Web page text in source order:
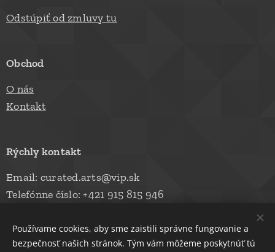
Odstúpiť od zmluvy tu
Obchod
O nás
Kontakt
Rýchly kontakt
Email: curated.arts@vip.sk
Telefónne číslo: +421 915 815 946
© 2026 AMYMON, s.r.o. Cookies
Používame cookies, aby sme zaistili správne fungovanie a
bezpečnosť našich stránok. Tým vám môžeme poskytnúť tú